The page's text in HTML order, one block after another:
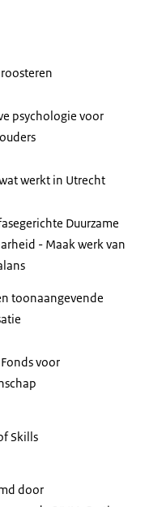
psychologie voor
werkt in Utrecht
Duurzame
- Maak werk van
toonaangevende
voor
Skills
door